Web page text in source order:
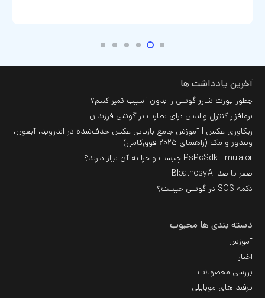
آخرین یادداشت ها
چطور پورت شارژ گوشی را بدون آسیب تمیز کنیم؟
نرم‌افزار کنترل والدین برای نظارت بر گوشی فرزندان
ریکاوری عکس | آموزش جامع بازیابی عکس حذف‌شده در اندروید، آیفون،
ویندوز و مک (راهنمای ۲۰۲۵ فوق‌کامل)
PsPcSdk Emulator چیست و چرا به آن نیاز دارید؟
صفر تا صد BloatnosyAI
دکمه SOS در گوشی چیست؟
دسته بندی ها محبوب
آموزش
اخبار
بررسی محصولات
ترفند های موبایلی